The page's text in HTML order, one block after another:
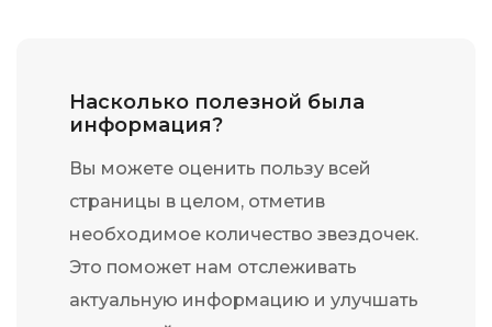
Насколько полезной была
информация?
Вы можете оценить пользу всей
страницы в целом, отметив
необходимое количество звездочек.
Это поможет нам отслеживать
актуальную информацию и улучшать